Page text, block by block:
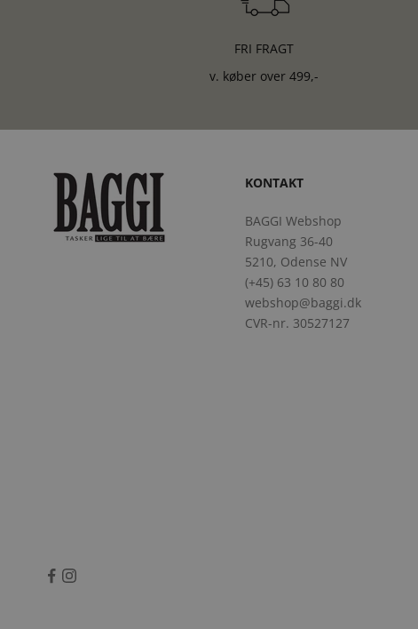
FRI FRAGT
v. køber over 499,-
KONTAKT
BAGGI Webshop
Rugvang 36-40
5210, Odense NV
(+45) 63 10 80 80
webshop@baggi.dk
CVR-nr. 30527127